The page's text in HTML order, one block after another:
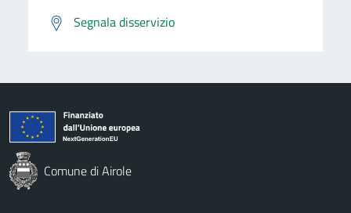
Segnala disservizio
Comune di Airole